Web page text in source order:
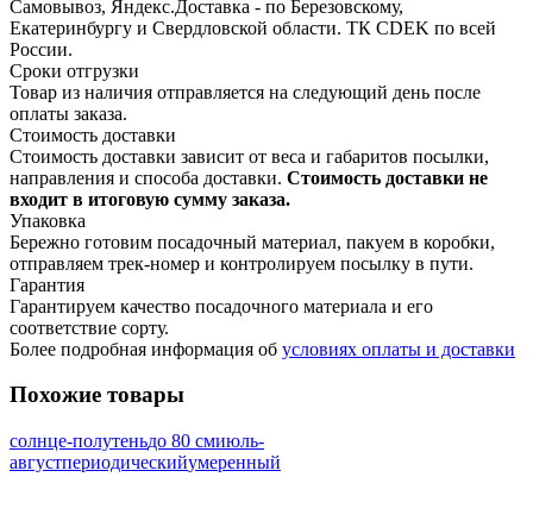
Самовывоз, Яндекс.Доставка - по Березовскому,
Екатеринбургу и Свердловской области. ТК CDEK по всей
России.
Сроки отгрузки
Товар из наличия отправляется на следующий день после
оплаты заказа.
Стоимость доставки
Стоимость доставки зависит от веса и габаритов посылки,
направления и способа доставки. Стоимость доставки не
входит в итоговую сумму заказа.
Упаковка
Бережно готовим посадочный материал, пакуем в коробки,
отправляем трек-номер и контролируем посылку в пути.
Гарантия
Гарантируем качество посадочного материала и его
соответствие сорту.
Более подробная информация об условиях оплаты и доставки
Похожие товары
солнце-полутеньдо 80 смиюль-
августпериодическийумеренный